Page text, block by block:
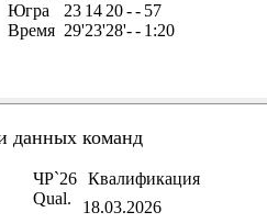
Югра
23 14 20-- 57
Время 29'23'28'-- 1:20
данных команд
ЧР`26
Qual.
Квалификация
18.03.2026